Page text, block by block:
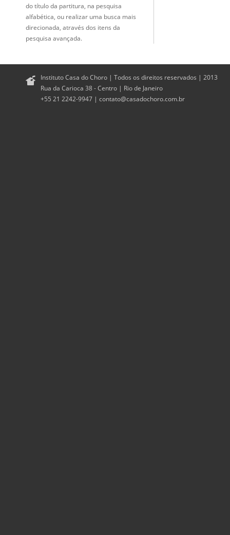
do título da partitura, na pesquisa
alfabética, ou realizar uma busca mais
direcionada, através dos itens da
pesquisa avançada.
Instituto Casa do Choro | Todos os direitos reservados | 2013
Rua da Carioca 38 - Centro | Rio de Janeiro
+55 21 2242-9947 | contato@casadochoro.com.br